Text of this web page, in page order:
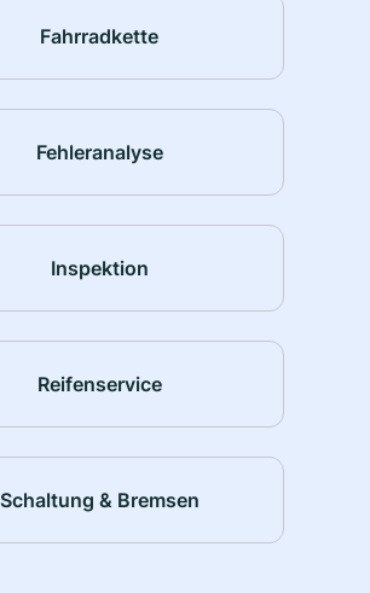
Fahrradkette
Fehleranalyse
Inspektion
Reifenservice
Schaltung & Bremsen